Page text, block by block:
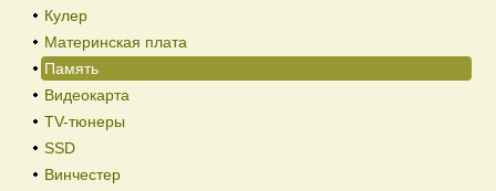
Кулер
Материнская плата
Память
Видеокарта
TV-тюнеры
SSD
Винчестер